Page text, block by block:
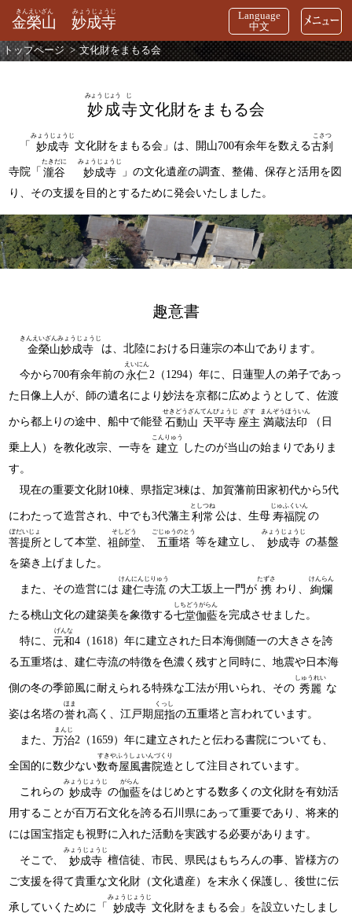
金榮山
きんえいざん
妙成寺
みょうじょうじ
Language
中文
トップページ 文化財をまもる会
妙成寺
みょう じょう じ
文化財をまもる会
「 妙成寺
みょうじょうじ
文化財をまもる会」は、開山700有余年を数える古刹
こさつ
寺院「 瀧谷
たきだに
妙成寺
みょうじょうじ
」の文化遺産の調査、整備、保存と活用を図
り、その支援を目的とするために発会いたしました。
趣意書
金榮山妙成寺
きんえいざんみょうじょうじ
は、北陸における日蓮宗の本山であります。
今から700有余年前の 永仁
えいにん
2（1294）年に、日蓮聖人の弟子であっ
た日像上人が、師の遺名により妙法を京都に広めようとして、佐渡
から都上りの途中、船中で能登 石動山
せきどうざん
天平寺
てんぴょうじ
座主
ざす
満蔵法印
まんぞうほういん
（日
乗上人）を教化改宗、一寺を 建立
こんりゅう
したのが当山の始まりでありま
す。
現在の重要文化財10棟、県指定3棟は、加賀藩前田家初代から5代
にわたって造営され、中でも3代藩主 利常
としつね
公は、生母 寿福院
じゅふくいん
の
菩提所
ぼだいじょ
として本堂、祖師堂
そしどう
五重塔
ごじゅうのとう
等を建立し、 妙成寺
みょうじょうじ
の基盤
を築き上げました。
また、その造営には 建仁寺流
けんにんじりゅう
の大工坂上一門が 携
たずさ
わり、 絢爛
けんらん
たる桃山文化の建築美を象徴する七堂伽藍
しちどうがらん
を完成させました。
特に、 元和
げんな
4（1618）年に建立された日本海側随一の大きさを誇
る五重塔は、建仁寺流の特徴を色濃く残すと同時に、地震や日本海
側の冬の季節風に耐えられる特殊な工法が用いられ、その 秀麗
しゅうれい
な
姿は名塔の誉
ほま
れ高く、江戸期 屈指
くっし
の五重塔と言われています。
また、 万治
まんじ
2（1659）年に建立されたと伝わる書院についても、
全国的に数少ない数奇屋風書院造
すきやふうしょいんづくり
として注目されています。
これらの 妙成寺
みょうじょうじ
の伽藍
がらん
をはじめとする数多くの文化財を有効活
用することが百万石文化を誇る石川県にあって重要であり、将来的
には国宝指定も視野に入れた活動を実践する必要があります。
そこで、 妙成寺
みょうじょうじ
檀信徒、市民、県民はもちろんの事、皆様方の
ご支援を得て貴重な文化財（文化遺産）を末永く保護し、後世に伝
承していくために「 妙成寺
みょうじょうじ
文化財をまもる会」を設立いたしまし